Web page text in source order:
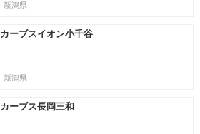
新潟県
カーブスイオン小千谷
新潟県
カーブス長岡三和